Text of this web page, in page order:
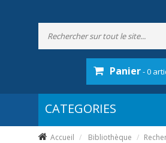
Panier- 0
Accueil Bibliothèque